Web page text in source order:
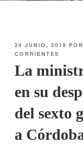
24 JUNIO, 2019 POR
CORRIENTES
La
en su
del sexto
a